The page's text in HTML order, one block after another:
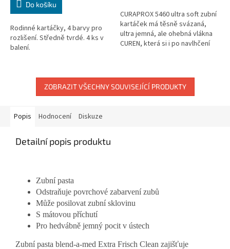
Do košíku
Rodinné kartáčky, 4 barvy pro
rozlišení. Středně tvrdé. 4 ks v
balení.
CURAPROX 5460 ultra soft zubní
kartáček má těsně svázaná,
ultra jemná, ale ohebná vlákna
CUREN, která si i po navlhčení
ZOBRAZIT VŠECHNY SOUVISEJÍCÍ PRODUKTY
Popis Hodnocení Diskuze
Detailní popis produktu
Zubní pasta
Odstraňuje povrchové zabarvení zubů
Může posilovat zubní sklovinu
S mátovou příchutí
Pro hedvábně jemný pocit v ústech
Zubní pasta blend-a-med Extra Frisch Clean zajišťuje